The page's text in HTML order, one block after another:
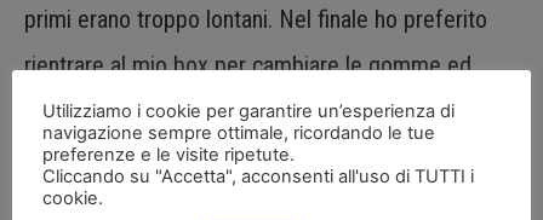
primi erano troppo lontani. Nel finale ho preferito
rientrare al mio box per cambiare le gomme ed
ottenere un buon tempo sul giro, che domani mi
consentirà di partire dalla seconda fila sulla griglia di
Gara2”.
Utilizziamo i cookie per garantire un’esperienza di
navigazione sempre ottimale, ricordando le tue
preferenze e le visite ripetute.
Cliccando su "Accetta", acconsenti all'uso di TUTTI i
cookie.